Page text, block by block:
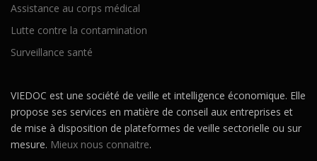
Assistance au corps médical
Lutte contre la contamination
Surveillance santé
VIEDOC est une société de veille et intelligence économique. Elle
propose ses services en matière de conseil aux entreprises et
de mise à disposition de plateformes de veille sectorielle ou sur
mesure. Mieux nous connaitre.